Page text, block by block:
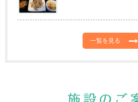
一覧を見る